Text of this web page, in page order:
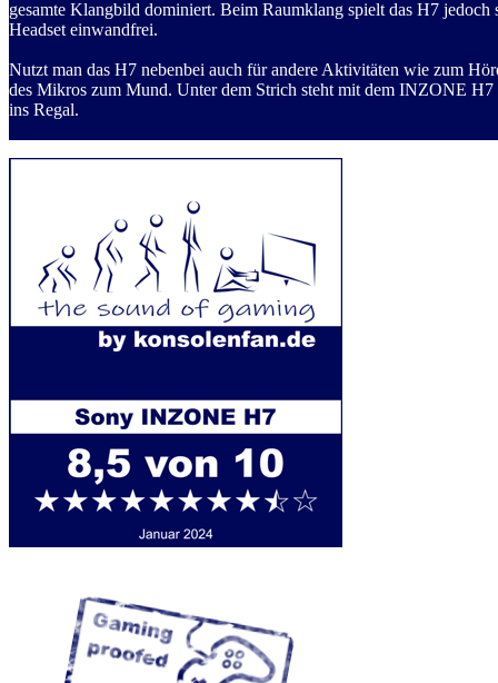
gesamte Klangbild dominiert. Beim Raumklang spielt das H7
Headset einwandfrei.
Nutzt man das H7 nebenbei auch für andere Aktivitäten wie zum
des Mikros zum Mund. Unter dem Strich steht mit dem INZONE H7
ins Regal.